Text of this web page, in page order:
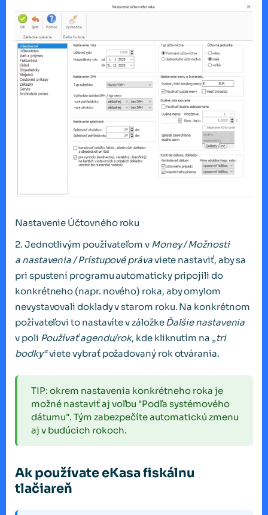
Nastavenie Účtovného roku
2. Jednotlivým používateľom v Money / Možnosti
a nastavenia / Prístupové právaviete nastaviť, aby sa
pri spustení programu automaticky pripojili do
konkrétneho (napr. nového) roka, aby omylom
nevystavovali doklady v starom roku. Na konkrétnom
požívateľovi to nastavíte v záložkeĎalšie nastavenia
v poli Používať agendu/rok, kde kliknutím na „tri
bodky“viete vybrať požadovaný rok otvárania.
TIP: okrem nastavenia konkrétneho roka je
možné nastaviť aj voľbu "Podľa systémového
dátumu". Tým zabezpečíte automatickú zmenu
aj v budúcich rokoch.
Ak používate eKasa fiskálnu
tlačiareň